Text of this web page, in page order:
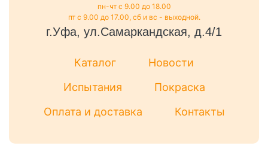
пн-чт с 9.00 до 18.00
пт с 9.00 до 17.00, сб и вс - выходной.
г.Уфа, ул.Самаркандская, д.4/1
Каталог
Новости
Испытания
Покраска
Оплата и доставка
Контакты